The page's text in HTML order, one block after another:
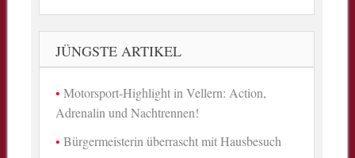
JÜNGSTE ARTIKEL
Motorsport-Highlight in Vellern: Action,
Adrenalin und Nachtrennen!
Bürgermeisterin überrascht mit Hausbesuch